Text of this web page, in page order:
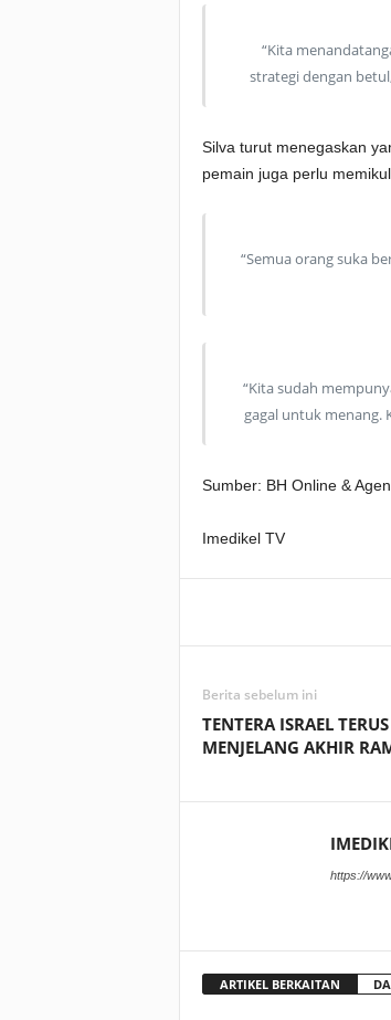
“Kita
strategi dengan
Silva turut menegaskan
pemain juga perlu
“Semua orang suka
“Kita sudah
gagal untuk menang.
Sumber: BH Online &
Imedikel TV
Berita sebelum ini
TENTERA ISRAEL
MENJELANG AKHIR
https://
ARTIKEL BERKAITAN